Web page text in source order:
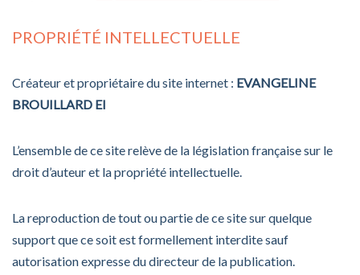
PROPRIÉTÉ INTELLECTUELLE
Créateur et propriétaire du site internet : EVANGELINE
BROUILLARD EI
L’ensemble de ce site relève de la législation française sur le
droit d’auteur et la propriété intellectuelle.
La reproduction de tout ou partie de ce site sur quelque
support que ce soit est formellement interdite sauf
autorisation expresse du directeur de la publication.